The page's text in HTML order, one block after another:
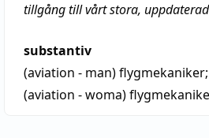
tillgång till vårt stora,
substantiv
(aviation - man)flygmekaniker;
(aviation - woma)